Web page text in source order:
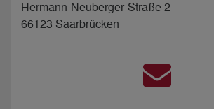
Hermann-Neuberger-Straße 2
66123 Saarbrücken